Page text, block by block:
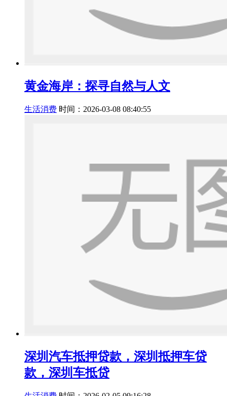
黄金海岸：探寻自然与人文
生活消费 时间：2026-03-08 08:40:55
深圳汽车抵押贷款，深圳抵押车贷
款，深圳车抵贷